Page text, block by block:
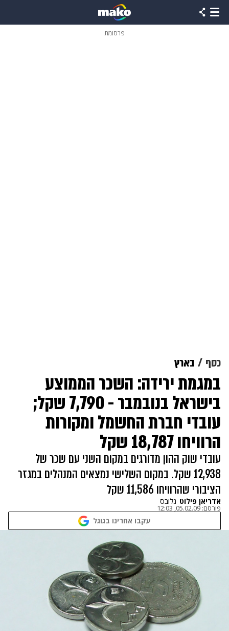
פרסומת
כסף בארץ
במגמת ירידה: השכר הממוצע
בישראל בנובמבר - 7,790 שקל;
עובדי חברת החשמל ומקורות
הרוויחו 18,787 שקל
עובדי שוק ההון מדורגים במקום השני עם שכר של
12,938 שקל. במקום השלישי נמצאים המנהלים במגזר
הציבורי שהרוויחו 11,586 שקל
אדריאן פילוט גלובס
פורסם: 05.02.09, 12:03
עקבו אחרינו בגוגל